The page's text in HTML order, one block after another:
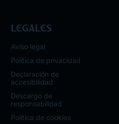
Legales
Aviso legal
Política de privacidad
Declaración de
accesibilidad
Descargo de
responsabilidad
Política de cookies